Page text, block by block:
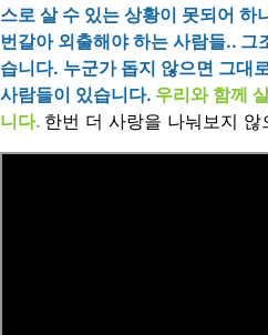
스로 살 수 있는 상황이 못되어 하
번갈아 외출해야 하는 사람들.. 그
습니다. 누군가 돕지 않으면 그대
사람들이 있습니다. 우리와 함께
니다. 한번 더 사랑을 나눠보지 않